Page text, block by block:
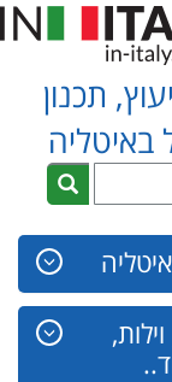
תכנון
באיטליה